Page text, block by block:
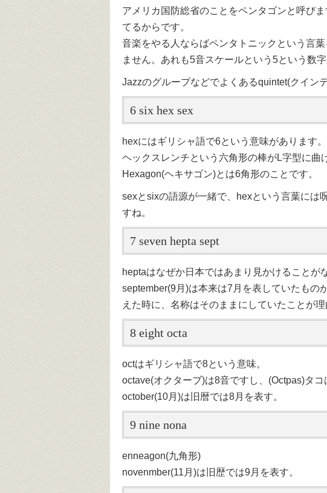
アメリカ国防総省のことをペンタゴンと呼び
てるからです。
音楽をやる人ならばペンタトニックという言
ません。あれも5音スケールという5という数字
Jazzのグループなどでよくあるquintet(クイン
6 six hex sex
hexにはギリシャ語で6という意味があります。
ヘックスレンチという六角形の棒がL字型に曲
Hexagon(ヘキサゴン)とは6角形のことです。
sexとsixの語源が一緒で、hexという言葉には
すね。
7 seven hepta sept
heptaはなぜか日本ではあまり見かけることが
september(9月)は本来は7月を表していたもの
えた時に、名称はそのままにしていたことが理
8 eight octa
octはギリシャ語で8という意味。
octave(オクターブ)は8音ですし、(Octpas)タコ
october(10月)は旧暦では8月を表す。
9 nine nona
enneagon(九角形)
novenmber(11月)は旧歴では9月を表す。